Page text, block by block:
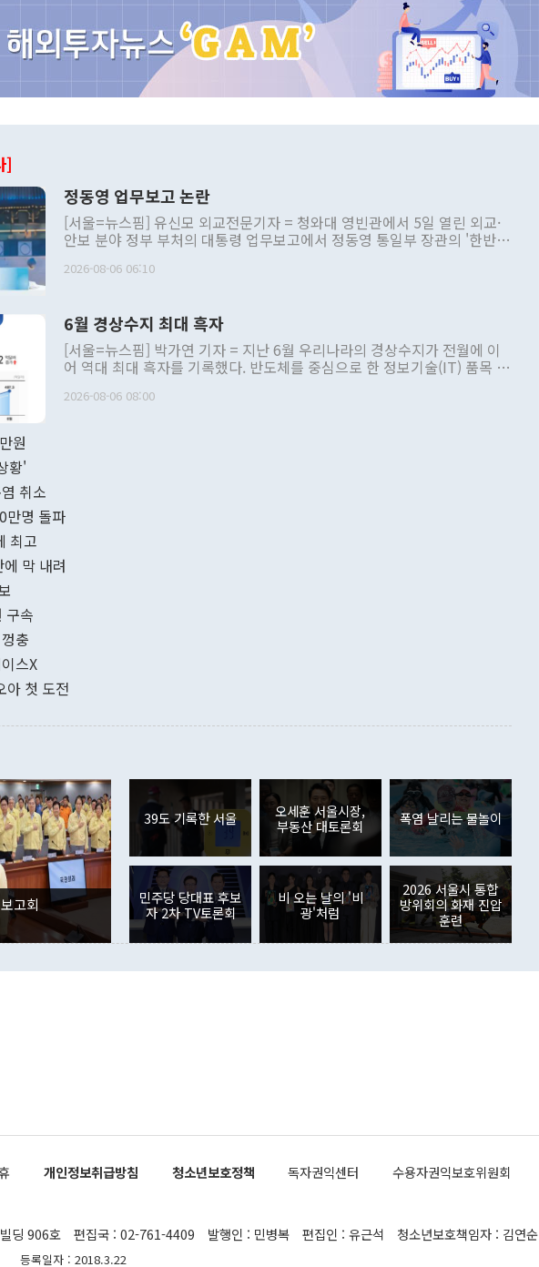
]
정동영 업무보고 논란
[서울=뉴스핌] 유신모 외교전문기자 = 청와대 영빈관에서 5일 열린 외교·
안보 분야 정부 부처의 대통령 업무보고에서 정동영 통일부 장관의 '한반도
발언 중에는 정부 내 조율을 거치지 않은 사안을 정책으로 추진하겠다고 공
주의적 희망에 근거한 비현실적 구상'이라는 비판을 내놨다. 그동안 정 장
관의 대북 정책 관련 발언이 물의를 빚은 적은 여러 번 있지만 대통령과 유
관 부처 장관이 공개적으로 부정적 입장을 표명한 것은 이례적이다. 정 장
관의 무리한 대북 접근법과 월권을 제어해야 한다는 목소리도 높아지고 있
다. [정동영 통일부 장관이 지난달 23일 오후 서울 종로구 정부서울청사에
무너졌다고도 했다. 또 "현 시점에서 흘러간 선(先)비핵화만 되뇌는 것은
함께 4자 대화의 동력을 확보하기 위해 최선을 다할 것"이라고 말했다. 하
"우리의 선의대로 하는 게 과연 한반도의 평화와 안정에 플러스냐, 결론적
관은 업무보고 사후 브리핑에서 정 장관이 언급한 '4자 회담'에 대해 "이상
이 9월 러시아 블라디보스토크에서 열리는 '동방경제포럼(EEF)'을 언급하
며 "정부 차원에서 (참석을) 검토하고 있다"고 발언한 데 대해서도 조 장관
은 "그것은 외교부의 몫"이라며 "아직 거기까지 진도가 나가지 않았다"고
잘랐다. 정 장관이 이날 소개한 대북 구상과 설명은 정부 내 조율을 거치지
않았다는 점에서 문제가 있다. 특히 주적 표현 대체와 국호 사용, 9·19 군
사합의 복원, 4자회담 추진 등은 통일부 장관이 결정할 사안이 아니어서 월
권이라는 지적이 나오고 있다. 이 대통령은 정 장관의 업무보고를 듣고 난
뒤 "여기 업무보고에 발표했다고 승인난 건 아니다"라고 재차 확인했다. 정
부의 한 소식통은 "정 장관의 발언 내용은 대부분 국가안전보장회의(NSC)
를 거쳐 결정된 사안이 아닌 정 장관의 개인적 생각에 가깝다"며 "안보 관
련 부처 장관이 정부의 공식 정책이 아닌 사안을 추진하겠다고 업무보고를
하고 대통령의 면전에서 '국군통수권자가 나서야 한다'고 주장한 것은 심각
이나 미국은 북한에 선비핵화를 공식적으로 요구한 적이 없기 때문이다. 지
공하는 방식으로 이뤄졌다. 1994년 북·미 제네바 기본합의는 핵시설 동결
협상에 관여했던 한 전직 관료는 "모든 북핵 협상은 북한의 비핵화 조치와
한·미가 제공하는 상응조치를 어떻게 정교하게 배열하느냐가 관건이었
다"면서 "정 장관의 발언은 지금까지 한·미가 북한에 먼저 핵을 포기해야
2026-08-06 06:10
6월 경상수지 최대 흑자
[서울=뉴스핌] 박가연 기자 = 지난 6월 우리나라의 경상수지가 전월에 이
어 역대 최대 흑자를 기록했다. 반도체를 중심으로 한 정보기술(IT) 품목 수
료=한국은행] 한국은행이 6일 발표한 '2026년 6월 국제수지(잠정)'에 따르
며 월간 기준 처음으로 1000억달러를 넘어섰다. 상품수입은 644억8000만
196.9% 급증했고 컴퓨터·주변기기(SSD)는 282.7% 증가했다. IT 품목
수출은 160.4% 늘었으며 비IT 품목도 ▲석유제품(47.5%) ▲화공품
기록했지만 지식재산권사용료수지는 전월 흑자에서 4억4000만달러 적자
로 전환됐다. 본원소득수지는 배당소득을 중심으로 32억7000만달러 흑자
는 배당수입이 늘어난 데다 전월 분기배당에 따른 기저효과로 배당지급이
였던 올해 3월(369억9000만달러)을 넘어선 것이다. 직접투자에서는 내국
인의 해외투자가 80억1000만달러, 외국인의 국내투자가 46억3000만달러
각각 증가했다. 증권투자에서는 외국인의 국내 주식 매도세가 이어졌다. 외
국인의 국내 주식 투자는 차익실현 매도 등의 영향으로 316억1000만달러
감소하며 전월(-310억5000만달러)에 이어 역대 최대 순매도 기록을 다시
경신했다. 외국인의 국내 채권투자는 세계국채지수(WGBI) 자금 유입에도
분기 말 만기도래 영향으로 증가 폭이 줄어든 52억9000만달러를 기록했
다. 내국인의 해외 증권투자는 주식을 중심으로 35억6000만달러 증가했
다. eoyn2@newspim.com
2026-08-06 08:00
원
황'
취소
만명 돌파
최고
막 내려
구속
충
스X
아 첫 도전
고회
39도 기록한 서울
오세훈 서울시장,
부동산 대토론회
폭염 날리는 물놀이
민주당 당대표 후보
자 2차 TV토론회
비 오는 날의 '비
광'처럼
2026 서울시 통합
방위회의 화재 진압
훈련
개인정보취급방침 청소년보호정책 독자권익센터 수용자권익보호위원회
딩 906호 편집국 : 02-761-4409 발행인 : 민병복 편집인 : 유근석 청소년보호책임자 : 김연순
등록일자 : 2018.3.22